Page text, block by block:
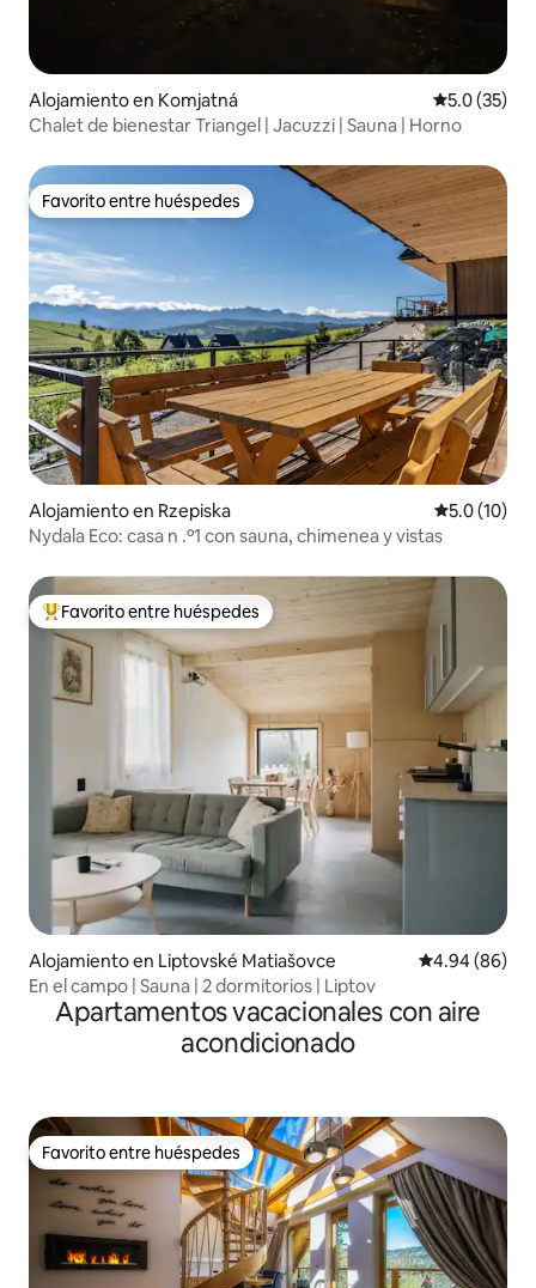
Alojamiento en Komjatná Calificación
5.0 (35)
Chalet de bienestar Triangel | Jacuzzi | Sauna | Horno
Favorito entre huéspedes
Favorito entre huéspedes
Alojamiento en Rzepiska Calificación
5.0 (10)
Nydala Eco: casa n .º1 con sauna, chimenea y vistas
Favorito entre huéspedes preferido
Favorito entre huéspedes
Alojamiento en Liptovské Matiašovce Calificación
4.94 (86)
En el campo | Sauna | 2 dormitorios | Liptov
Apartamentos vacacionales con aire
acondicionado
Favorito entre huéspedes
Favorito entre huéspedes